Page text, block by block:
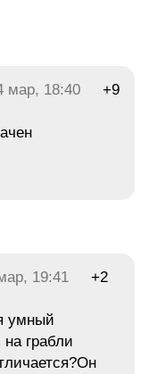
мар, 18:40 +9
19:41 +2
умный
грабли